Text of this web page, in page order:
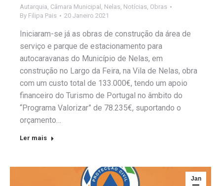
Autarquia Câmara Municipal Nelas Notícias Obras
By Filipa Pais 20 Janeiro 2021
Iniciaram-se já as obras de construção da área de
serviço e parque de estacionamento para
autocaravanas do Município de Nelas, em
construção no Largo da Feira, na Vila de Nelas, obra
com um custo total de 133.000€, tendo um apoio
financeiro do Turismo de Portugal no âmbito do
“Programa Valorizar” de 78.235€, suportando o
orçamento…
Ler mais
Jan